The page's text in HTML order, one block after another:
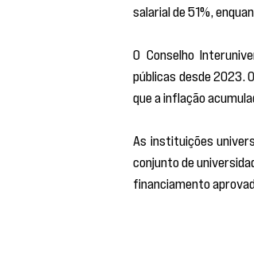
salarial de 51%,
O Conselho
públicas desde 2023.
que a inflação
As instituições
conjunto de
financiamento